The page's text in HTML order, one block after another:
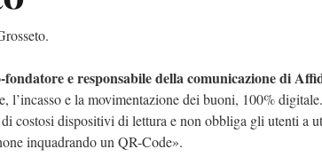
e responsabile della comunicazione di
l’incasso e la movimentazione dei buoni, 100%
costosi dispositivi di lettura e non obbliga gli utenti a
inquadrando un QR-Code».